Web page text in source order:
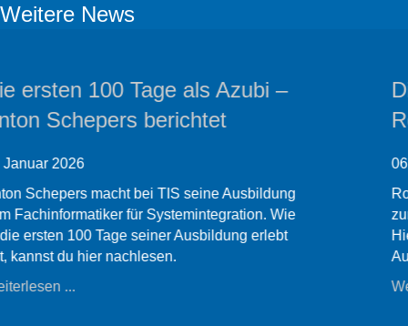
Weitere News
Die ersten 100 Tage als Azubi –
Ronja Knipping berichtet
06 Januar 2026
Ronja Knipping macht bei TIS ihre Ausbildung
zur Fachinformatikerin für Systemintegration.
Hier erzählt sie, wie sie die ersten 100 Tage ihrer
Ausbildung erlebt hat.